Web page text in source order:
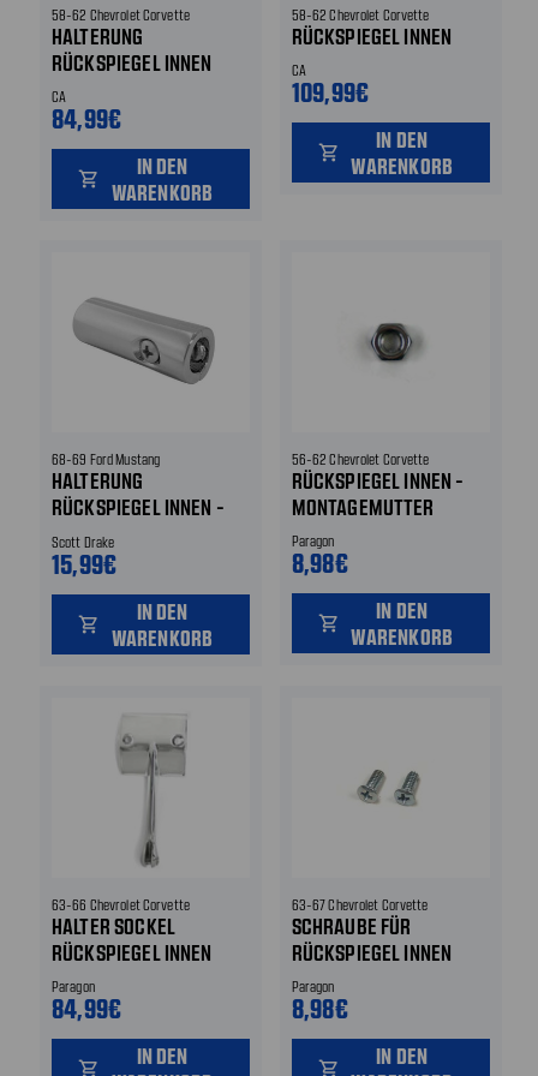
58-62 Chevrolet Corvette
HALTERUNG
RÜCKSPIEGEL INNEN
CA
84,99€
shopping_cart
IN DEN
WARENKORB
58-62 Chevrolet Corvette
RÜCKSPIEGEL INNEN
CA
109,99€
shopping_cart
IN DEN
WARENKORB
68-69 Ford Mustang
HALTERUNG
RÜCKSPIEGEL INNEN -
CHROM
Scott Drake
15,99€
shopping_cart
IN DEN
WARENKORB
56-62 Chevrolet Corvette
RÜCKSPIEGEL INNEN -
MONTAGEMUTTER
Paragon
8,98€
shopping_cart
IN DEN
WARENKORB
63-66 Chevrolet Corvette
HALTER SOCKEL
RÜCKSPIEGEL INNEN
Paragon
84,99€
shopping_cart
IN DEN
63-67 Chevrolet Corvette
SCHRAUBE FÜR
RÜCKSPIEGEL INNEN
Paragon
8,98€
shopping_cart
IN DEN